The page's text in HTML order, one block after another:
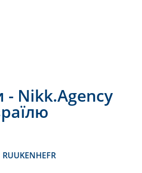
Nikk.Agency
RUUKENHEFR